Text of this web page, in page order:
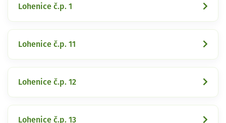
Lohenice č.p. 1
Lohenice č.p. 11
Lohenice č.p. 12
Lohenice č.p. 13